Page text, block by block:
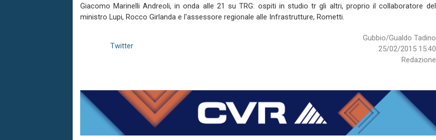
Giacomo Marinelli Andreoli, in onda alle 21 su TRG: ospiti in studio tr gli altri, proprio il collaboratore del
ministro Lupi, Rocco Girlanda e l'assessore regionale alle Infrastrutture, Rometti.
Gubbio/Gualdo Tadino
25/02/2015 15:40
Redazione
Twitter